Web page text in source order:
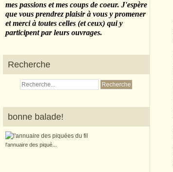
mes passions et mes coups de coeur. J'espère
que vous prendrez plaisir à vous y promener
et merci à toutes celles (et ceux) qui y
participent par leurs ouvrages.
Recherche
bonne balade!
l'annuaire des piqué...